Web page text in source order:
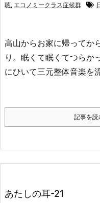
聴, エコノミークラス症候群
高山からお家に帰ってか
り。眠くて眠くてつらか
にひいて三元整体音楽を
記事を読
あたしの耳-21